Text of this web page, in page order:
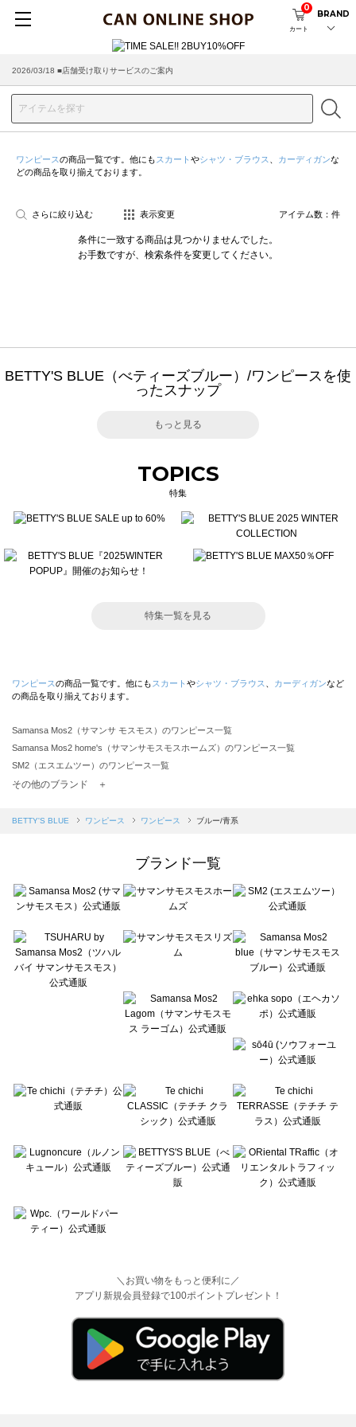
カート
0
BRAND
2026/03/18 ■店舗受け取りサービスのご案内
ワンピースの商品一覧です。他にも スカート やシャツ・ブラウス カーディガンな
どの商品を取り揃えております。
さらに絞り込む 表示変更 アイテム数： 件
条件に一致する商品は見つかりませんでした。
お手数ですが、検索条件を変更してください。
BETTY'S BLUE（べティーズブルー）/ワンピースを使
ったスナップ
もっと見る
TOPICS
特集
特集一覧を見る
ワンピースの商品一覧です。他にも スカート やシャツ・ブラウス カーディガンなど
の商品を取り揃えております。
Samansa Mos2（サマンサ モスモス）のワンピース一覧
Samansa Mos2 home's（サマンサモスモスホームズ）のワンピース一覧
SM2（エスエムツー）のワンピース一覧
TSUHARU by Samansa Mos2（ツハルバイサマンサモスモス）のワンピース一覧
Samansa Mos2 blue（サマンサモスモス ブルー）のワンピース一覧
sō4ū（ソウフォーユー）のワンピース一覧
Te chichi（テチチ）のワンピース一覧
Te chichi CLASSIC（テチチ クラシック）のワンピース一覧
Lugnoncure（ルノンキュール）のワンピース一覧
BETTY'S BLUE（べティーズブルー）のワンピース一覧
Wpc.（ワールドパーティー）のワンピース一覧
その他のブランド ＋
BETTY'S BLUE ワンピース ワンピース ブルー/青系
ブランド一覧
＼お買い物をもっと便利に／
アプリ新規会員登録で100ポイントプレゼント！